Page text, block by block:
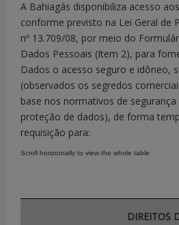
Pessoais (EPD):
Portal do Titular:
A Bahiagás disponibiliza acesso
conforme previsto na Lei Geral de
nº 13.709/08, por meio do
Dados Pessoais (Item 2), para
Dados o acesso seguro e idôneo,
(observados os segredos
base nos normativos de
proteção de dados), de forma
requisição para:
DIREITOS